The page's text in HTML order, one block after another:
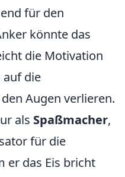
für den
könnte das
die Motivation
auf die
Augen verlieren.
als Spaßmacher,
für die
er das Eis bricht